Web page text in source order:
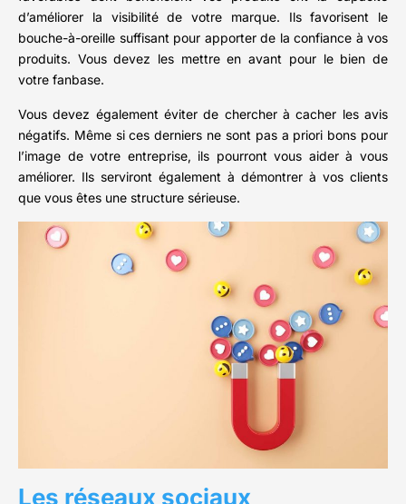
d’améliorer la visibilité de votre marque. Ils favorisent le
bouche-à-oreille suffisant pour apporter de la confiance à vos
produits. Vous devez les mettre en avant pour le bien de
votre fanbase.
Vous devez également éviter de chercher à cacher les avis
négatifs. Même si ces derniers ne sont pas a priori bons pour
l’image de votre entreprise, ils pourront vous aider à vous
améliorer. Ils serviront également à démontrer à vos clients
que vous êtes une structure sérieuse.
Les réseaux sociaux